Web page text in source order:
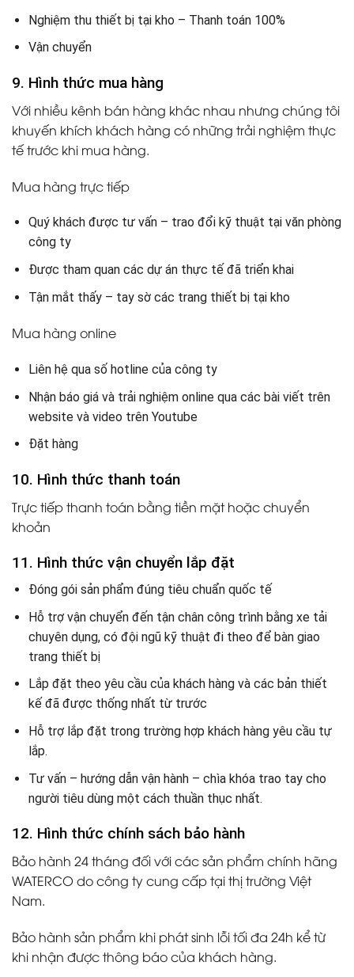
Nghiệm thu thiết bị tại kho – Thanh toán 100%
Vận chuyển
9. Hình thức mua hàng
Với nhiều kênh bán hàng khác nhau nhưng chúng tôi
khuyến khích khách hàng có những trải nghiệm thực
tế trước khi mua hàng.
Mua hàng trực tiếp
Quý khách được tư vấn – trao đổi kỹ thuật tại văn phòng
công ty
Được tham quan các dự án thực tế đã triển khai
Tận mắt thấy – tay sờ các trang thiết bị tại kho
Mua hàng online
Liên hệ qua số hotline của công ty
Nhận báo giá và trải nghiệm online qua các bài viết trên
website và video trên Youtube
Đặt hàng
10. Hình thức thanh toán
Trực tiếp thanh toán bằng tiền mặt hoặc chuyển
khoản
11. Hình thức vận chuyển lắp đặt
Đóng gói sản phẩm đúng tiêu chuẩn quốc tế
Hỗ trợ vận chuyển đến tận chân công trình bằng xe tải
chuyên dụng, có đội ngũ kỹ thuật đi theo để bàn giao
trang thiết bị
Lắp đặt theo yêu cầu của khách hàng và các bản thiết
kế đã được thống nhất từ trước
Hỗ trợ lắp đặt trong trường hợp khách hàng yêu cầu tự
lắp.
Tư vấn – hướng dẫn vận hành – chìa khóa trao tay cho
người tiêu dùng một cách thuần thục nhất.
12. Hình thức chính sách bảo hành
Bảo hành 24 tháng đối với các sản phẩm chính hãng
WATERCO do công ty cung cấp tại thị trường Việt
Nam.
Bảo hành sản phẩm khi phát sinh lỗi tối đa 24h kể từ
khi nhận được thông báo của khách hàng.